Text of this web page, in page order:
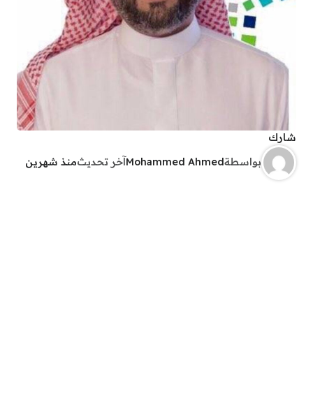
شارك
بواسطةMohammed Ahmed آخر تحديثمنذ شهرين